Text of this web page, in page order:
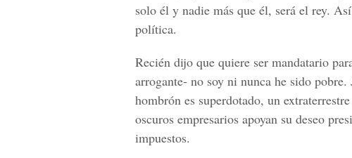
solo él y nadie más que él, será el rey.
política.
Recién dijo que quiere ser mandatario
arrogante- no soy ni nunca he sido
hombrón es superdotado, un
oscuros empresarios apoyan su deseo
impuestos.